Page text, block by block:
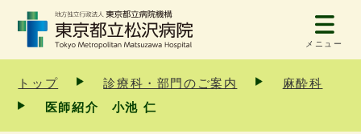
メニュー
トップ 診療科・部門のご案内
麻酔科
医師紹介 小池 仁